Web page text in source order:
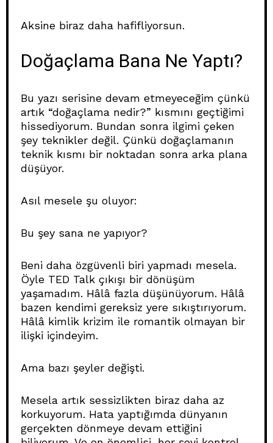
Aksine biraz daha hafifliyorsun.
Doğaçlama Bana Ne Yaptı?
Bu yazı serisine devam etmeyeceğim çünkü
artık “doğaçlama nedir?” kısmını geçtiğimi
hissediyorum. Bundan sonra ilgimi çeken
şey teknikler değil. Çünkü doğaçlamanın
teknik kısmı bir noktadan sonra arka plana
düşüyor.
Asıl mesele şu oluyor:
Bu şey sana ne yapıyor?
Beni daha özgüvenli biri yapmadı mesela.
Öyle TED Talk çıkışı bir dönüşüm
yaşamadım. Hâlâ fazla düşünüyorum. Hâlâ
bazen kendimi gereksiz yere sıkıştırıyorum.
Hâlâ kimlik krizim ile romantik olmayan bir
ilişki içindeyim.
Ama bazı şeyler değişti.
Mesela artık sessizlikten biraz daha az
korkuyorum. Hata yaptığımda dünyanın
gerçekten dönmeye devam ettiğini